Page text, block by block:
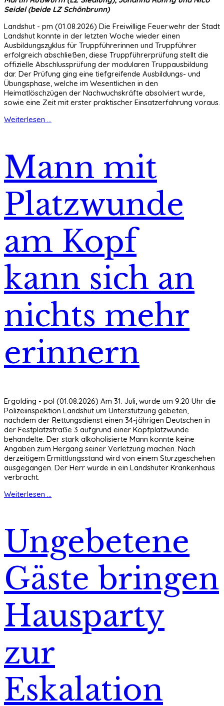
Seidel (beide LZ Schönbrunn)
Landshut - pm (01.08.2026) Die Freiwillige Feuerwehr der Stadt
Landshut konnte in der letzten Woche wieder einen
Ausbildungszyklus für Truppführerinnen und Truppführer
erfolgreich abschließen, diese Truppführerprüfung stellt die
offizielle Abschlussprüfung der modularen Truppausbildung
dar. Der Prüfung ging eine tiefgreifende Ausbildungs- und
Übungsphase, welche im Wesentlichen in den
Heimatlöschzügen der Nachwuchskräfte absolviert wurde,
sowie eine Zeit mit erster praktischer Einsatzerfahrung voraus.
Weiterlesen ...
Mann mit
Platzwunde
am Kopf
kann sich an
nichts mehr
erinnern
Ergolding - pol (01.08.2026) Am 31. Juli, wurde um 9:20 Uhr die
Polizeiinspektion Landshut um Unterstützung gebeten,
nachdem der Rettungsdienst einen 34-jährigen Deutschen in
der Festplatzstraße 3 aufgrund einer Kopfplatzwunde
behandelte. Der stark alkoholisierte Mann konnte keine
Angaben zum Hergang seiner Verletzung machen. Nach
derzeitigem Ermittlungsstand wird von einem Sturzgeschehen
ausgegangen. Der Herr wurde in ein Landshuter Krankenhaus
verbracht.
Weiterlesen ...
Ungebetene
Gäste bringen
Hausparty
zur
Eskalation